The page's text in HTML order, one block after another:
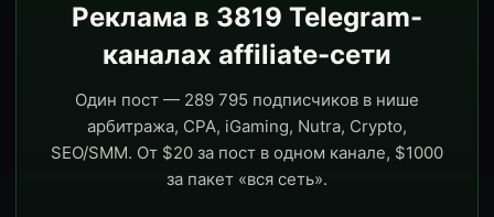
Реклама в 3819 Telegram-
каналах affiliate-сети
Один пост — 289 795 подписчиков в нише
арбитража, CPA, iGaming, Nutra, Crypto,
SEO/SMM. От $20 за пост в одном канале, $1000
за пакет «вся сеть».